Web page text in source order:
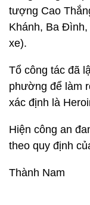
tượng Cao
Khánh, Ba
xe).
Tổ công tác đã
phường để làm
xác định là
Hiện công an
theo quy định
Thành Nam